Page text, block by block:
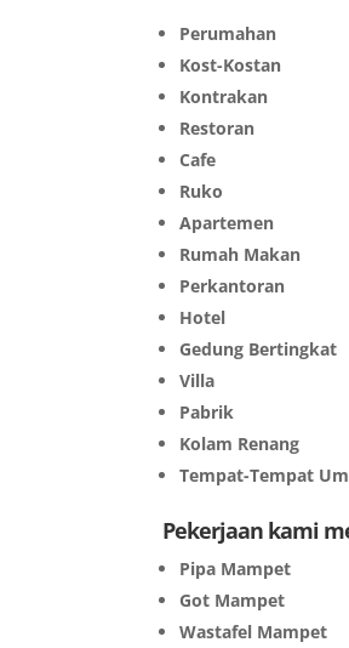
Perumahan
Kost-Kostan
Kontrakan
Restoran
Cafe
Ruko
Apartemen
Rumah Makan
Perkantoran
Hotel
Gedung Bertingkat
Villa
Pabrik
Kolam Renang
Tempat-Tempat
Pekerjaan kami
Pipa Mampet
Got Mampet
Wastafel Mampet